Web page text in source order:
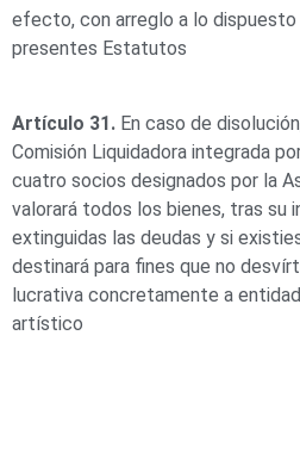
efecto, con arreglo a lo
presentes Estatutos
Artículo 31. En caso de
Comisión Liquidadora integrada
cuatro socios designados por la
valorará todos los bienes, tras su
extinguidas las deudas y si
destinará para fines que no
lucrativa concretamente a
artístico